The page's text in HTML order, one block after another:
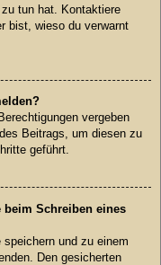
tun hat. Kontaktiere
bist, wieso du verwarnt
vergeben
Beitrags, um diesen zu
geführt.
beim Schreiben eines
und zu einem
Den gesicherten